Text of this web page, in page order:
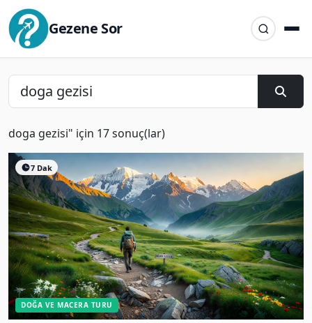
Gezene Sor
doga gezisi" için 17 sonuç(lar)
7 Dak
DOĞA VE MACERA TURU